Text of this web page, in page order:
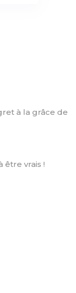
à la grâce de
être vrais !